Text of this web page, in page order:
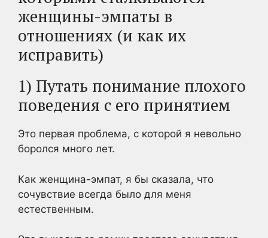
женщины-эмпаты в
отношениях (и как их
исправить)
1) Путать понимание плохого
поведения с его принятием
Это первая проблема, с которой я невольно
боролся много лет.
Как женщина-эмпат, я бы сказала, что
сочувствие всегда было для меня
естественным.